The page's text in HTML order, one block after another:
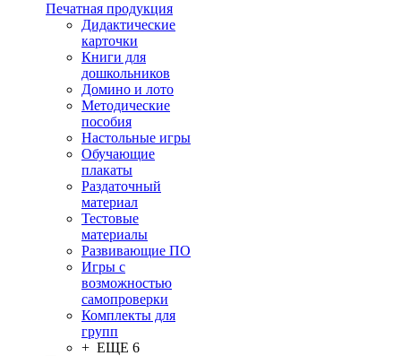
Печатная продукция
Дидактические
карточки
Книги для
дошкольников
Домино и лото
Методические
пособия
Настольные игры
Обучающие
плакаты
Раздаточный
материал
Тестовые
материалы
Развивающие ПО
Игры с
возможностью
самопроверки
Комплекты для
групп
+ ЕЩЕ 6